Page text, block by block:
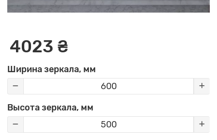
4023 ₴
Ширина зеркала, мм
Высота зеркала, мм